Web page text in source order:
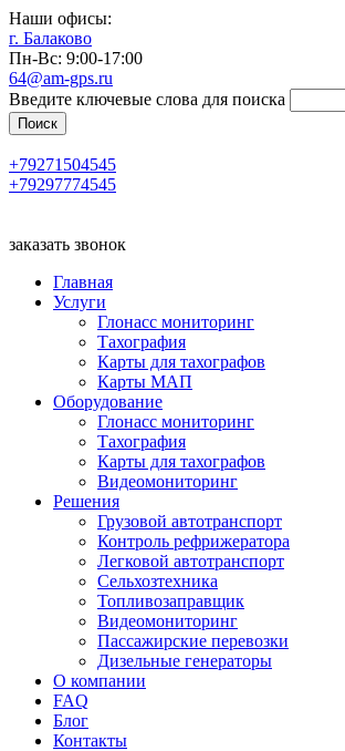
Наши офисы:
г. Балаково
Пн-Вс: 9:00-17:00
64@am-gps.ru
Введите ключевые слова для поиска
+79271504545
+79297774545
заказать звонок
Главная
Услуги
Глонасс мониторинг
Тахография
Карты для тахографов
Карты МАП
Оборудование
Глонасс мониторинг
Тахография
Карты для тахографов
Видеомониторинг
Решения
Грузовой автотранспорт
Контроль рефрижератора
Легковой автотранспорт
Сельхозтехника
Топливозаправщик
Видеомониторинг
Пассажирские перевозки
Дизельные генераторы
О компании
FAQ
Блог
Контакты